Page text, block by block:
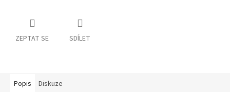
ZEPTAT SE SDÍLET
Popis Diskuze